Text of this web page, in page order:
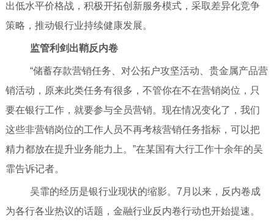
出低水平价格战，积极开拓创新服务模式，采取差异化竞争
策略，推动银行业持续健康发展。
监管利剑出鞘反内卷
“储蓄存款营销任务、对公拓户攻坚活动、贵金属产品营
销活动，原来此类任务有很多，不管你在不在营销岗位，只
要在银行工作，就要参与全员营销。现在情况变化了，我们
这些非营销岗位的工作人员不再考核营销任务指标，可以把
精力都放在提升业务能力上。”在某国有大行工作十余年的吴
霏告诉记者。
吴霏的经历是银行业现状的缩影。7月以来，反内卷成
为各行各业热议的话题，金融行业反内卷行动也开始提速。